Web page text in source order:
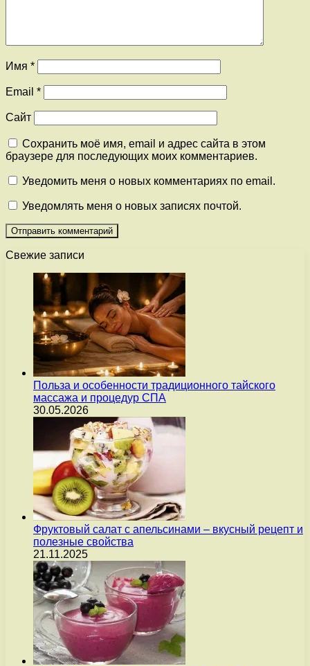
Имя *
Email *
Сайт
Сохранить моё имя, email и адрес сайта в этом
браузере для последующих моих комментариев.
Уведомить меня о новых комментариях по email.
Уведомлять меня о новых записях почтой.
Свежие записи
Польза и особенности традиционного тайского
массажа и процедур СПА
30.05.2026
Фруктовый салат с апельсинами – вкусный рецепт и
полезные свойства
21.11.2025